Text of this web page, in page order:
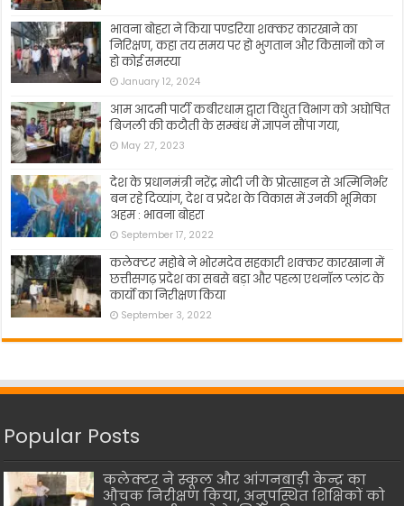
भावना बोहरा ने किया पण्डरिया शक्कर कारखाने का
निरिक्षण, कहा तय समय पर हो भुगतान और किसानों को न
हो कोई समस्या
January 12, 2024
आम आदमी पार्टी कबीरधाम द्वारा विधुत विभाग को अघोषित
बिजली की कटौती के सम्बंध में ज्ञापन सौंपा गया,
May 27, 2023
देश के प्रधानमंत्री नरेंद्र मोदी जी के प्रोत्साहन से अत्मिनिर्भर
बन रहे दिव्यांग, देश व प्रदेश के विकास में उनकी भूमिका
अहम : भावना बोहरा
September 17, 2022
कलेक्टर महोबे ने भोरमदेव सहकारी शक्कर कारखाना में
छत्तीसगढ़ प्रदेश का सबसे बड़ा और पहला एथनॉल प्लांट के
कार्यो का निरीक्षण किया
September 3, 2022
Popular Posts
कलेक्टर ने स्कूल और आंगनबाड़ी केन्द्र का
औचक निरीक्षण किया, अनुपस्थित शिक्षिकों को